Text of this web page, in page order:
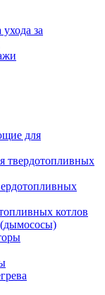
за
для
твердотопливных
котлов